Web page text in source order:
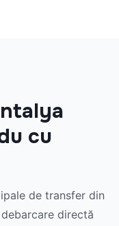
cu
de transfer din
directă